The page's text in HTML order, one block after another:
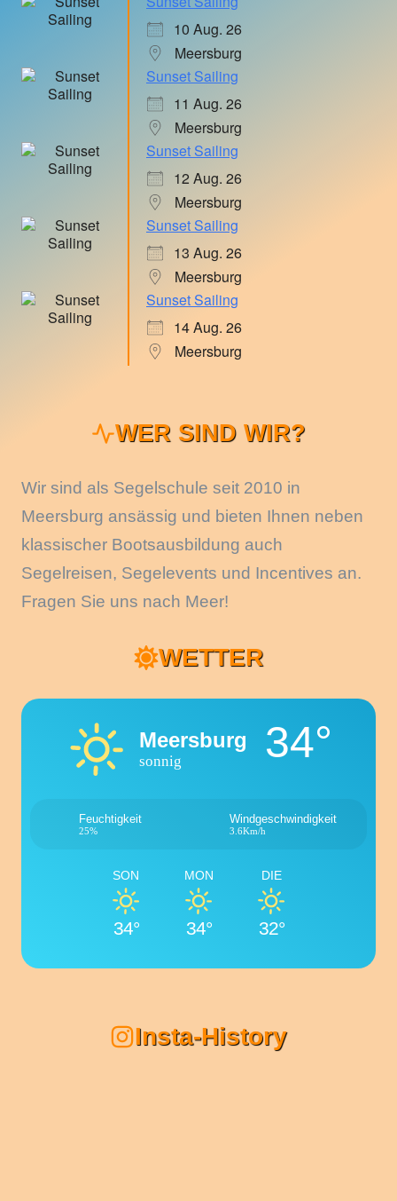
10 Aug. 26
Meersburg
Sunset Sailing
11 Aug. 26
Meersburg
Sunset Sailing
12 Aug. 26
Meersburg
Sunset Sailing
13 Aug. 26
Meersburg
Sunset Sailing
14 Aug. 26
Meersburg
WER SIND WIR?
Wir sind als Segelschule seit 2010 in
Meersburg ansässig und bieten Ihnen neben
klassischer Bootsausbildung auch
Segelreisen, Segelevents und Incentives an.
Fragen Sie uns nach Meer!
WETTER
Meersburg
sonnig 34°
Feuchtigkeit
25%
Windgeschwindigkeit
3.6Km/h
SON
34°
MON
34°
DIE
32°
Insta-History